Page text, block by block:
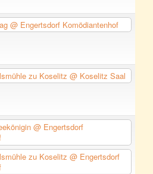
@ Engertsdorf Komödiantenhof
zu Koselitz @ Koselitz Saal
@ Engertsdorf
zu Koselitz @ Engertsdorf